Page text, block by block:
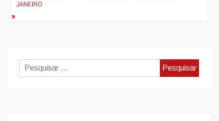
JANEIRO
Pesquisar
por: